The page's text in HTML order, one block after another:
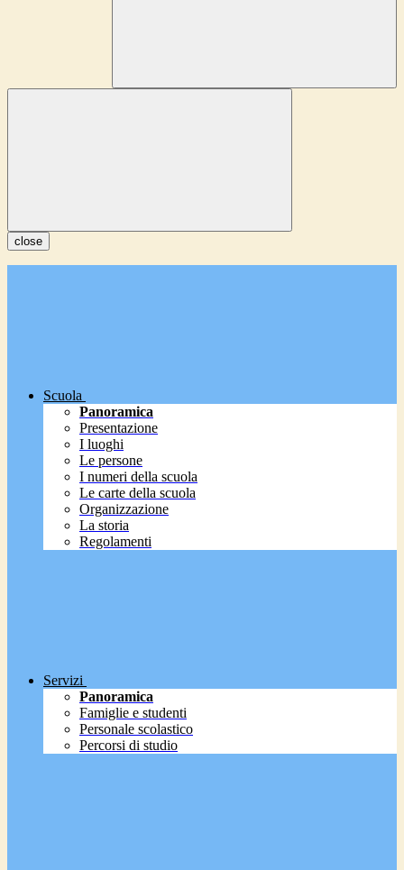
close
Scuola
Panoramica
Presentazione
I luoghi
Le persone
I numeri della scuola
Le carte della scuola
Organizzazione
La storia
Regolamenti
Servizi
Panoramica
Famiglie e studenti
Personale scolastico
Percorsi di studio